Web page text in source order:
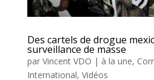
Des cartels de drogue
surveillance de masse
par Vincent VDO | à la une,
International, Vidéos